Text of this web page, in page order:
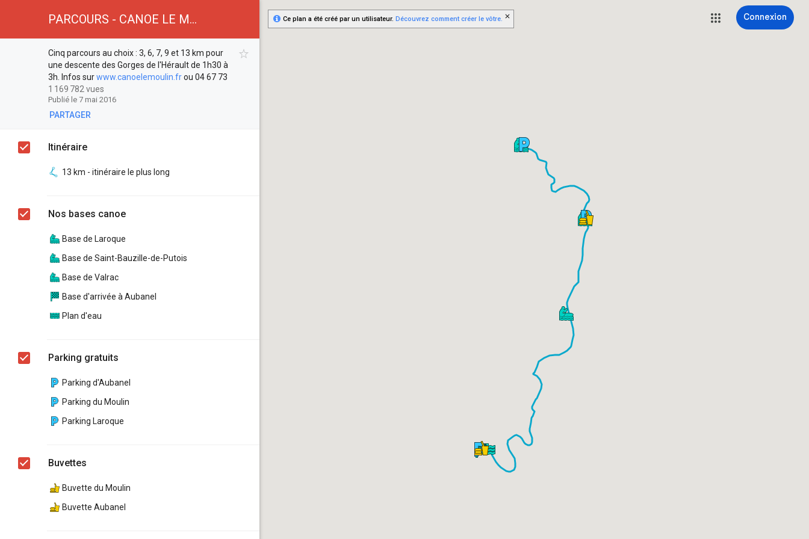
Connexion
PARCOURS - CANOE LE MOULIN
Cinq parcours au choix : 3, 6, 7, 9 et 13 km pour
une descente des Gorges de l'Hérault de 1h30 à
3h. Infos surwww.canoelemoulin.frou 04 67 73
30 73
Cinq parcours au choix : 3, 6, 7, 9 et 13 km pour
une descente des Gorges de l'Hérault de 1h30 à
3h. Infos sur
1 169 782 vues
Publié le 7 mai 2016
PARTAGER
Itinéraire
13 km - itinéraire le plus long
Nos bases canoe
Base de Laroque
Base de Saint-Bauzille-de-Putois
Base de Valrac
Base d'arrivée à Aubanel
Plan d'eau
Parking gratuits
Parking d'Aubanel
Parking du Moulin
Parking Laroque
Buvettes
Buvette du Moulin
Buvette Aubanel
Ce plan a été créé par un utilisateur. Découvrez comment créer le vôtre.